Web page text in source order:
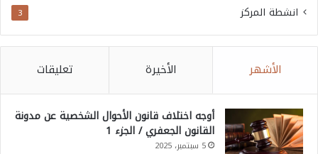
انشطة المركز 3
الأشهر الأخيرة تعليقات
أوجه اختلاف قانون الأحوال الشخصية عن مدونة
القانون الجعفري / الجزء 1
5 سبتمبر، 2025